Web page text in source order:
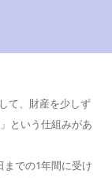
て、財産を少しず
という仕組みがあ
までの1年間に受け